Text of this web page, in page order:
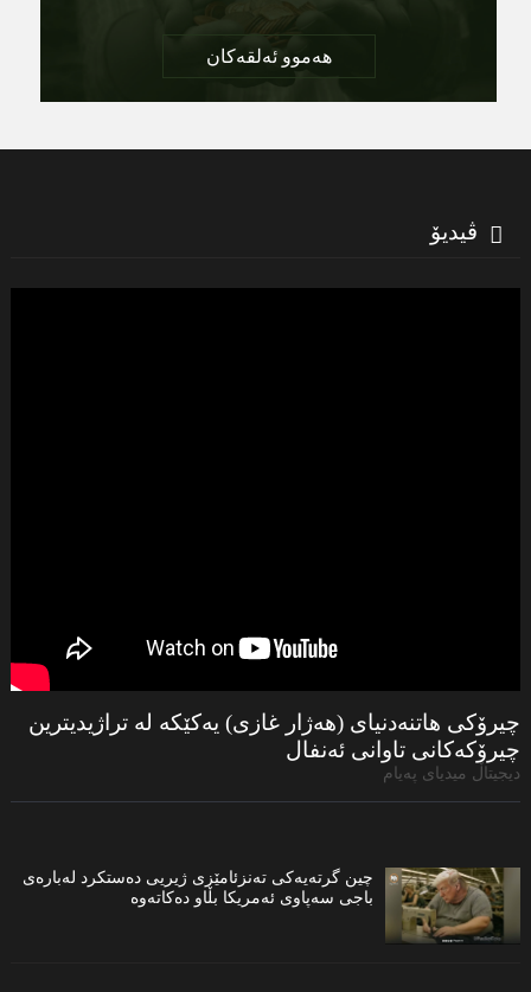
هەموو ئەلقەکان
ڤیدیۆ
چیرۆكی هاتنەدنیای (هەژار غازی) یەكێكە لە تراژیدیترین
چیرۆكەكانی تاوانى ئەنفال
دیجیتاڵ میدیاى پەیام
چین گرتەیەكی تەنزئامێزی ژیریی دەستكرد لەبارەی
باجی سەپاوی ئەمریكا بڵاو دەكاتەوە